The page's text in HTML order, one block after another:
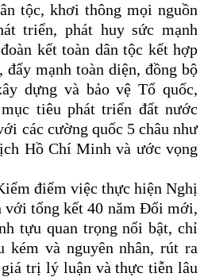
tộc, khơi thông mọi nguồn
triển, phát huy sức mạnh
kết toàn dân tộc kết hợp
mạnh toàn diện, đồng bộ
dựng và bảo vệ Tổ quốc,
tiêu phát triển đất nước
các cường quốc 5 châu như
Hồ Chí Minh và ước vọng
điểm việc thực hiện Nghị
tổng kết 40 năm Đổi mới,
tựu quan trọng nổi bật, chỉ
kém và nguyên nhân, rút ra
trị lý luận và thực tiễn lâu